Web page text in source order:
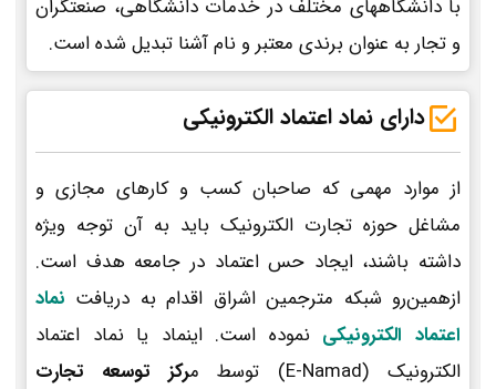
با دانشگاههای مختلف در خدمات دانشگاهی، صنعتگران
و تجار به عنوان برندی معتبر و نام آشنا تبدیل شده است.
دارای نماد اعتماد الکترونیکی
از موارد مهمی که صاحبان کسب و کارهای مجازی و
مشاغل حوزه تجارت الکترونیک باید به آن توجه ویژه
داشته باشند، ایجاد حس اعتماد در جامعه هدف است.
ازهمین‌رو شبکه مترجمین اشراق اقدام به دریافت نماد
اعتماد الکترونیکی نموده است. اینماد یا نماد اعتماد
الکترونیک (E-Namad) توسط م
رکز توسعه تجارت